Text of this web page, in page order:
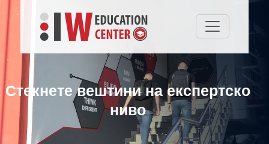
Стекнете вештини на експертско
ниво